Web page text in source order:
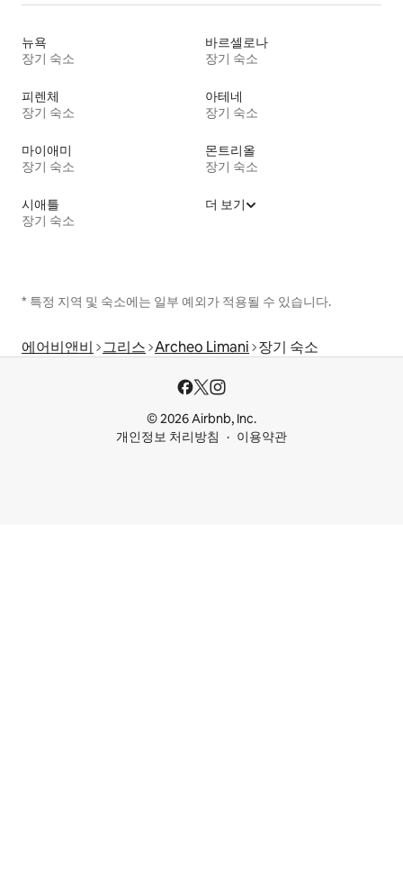
뉴욕
장기 숙소
바르셀로나
장기 숙소
피렌체
장기 숙소
아테네
장기 숙소
마이애미
장기 숙소
몬트리올
장기 숙소
시애틀
장기 숙소
더 보기
* 특정 지역 및 숙소에는 일부 예외가 적용될 수 있습니다.
에어비앤비 그리스 Archeo Limani 장기 숙소
© 2026 Airbnb, Inc.
개인정보 처리방침
이용약관